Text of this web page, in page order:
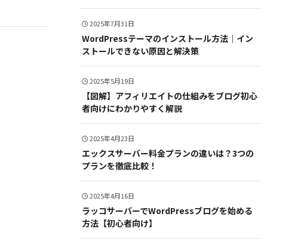
2025年7月31日
WordPressテーマのインストール方法｜イン
ストールできない原因と解決策
2025年5月19日
【図解】アフィリエイトの仕組みをブログ初心
者向けにわかりやすく解説
2025年4月23日
エックスサーバー料金プランの違いは？3つの
プランを徹底比較！
2025年4月16日
ラッコサーバーでWordPressブログを始める
方法【初心者向け】